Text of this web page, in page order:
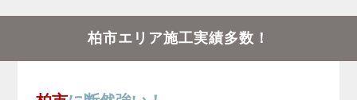
柏市エリア施工実績多数！